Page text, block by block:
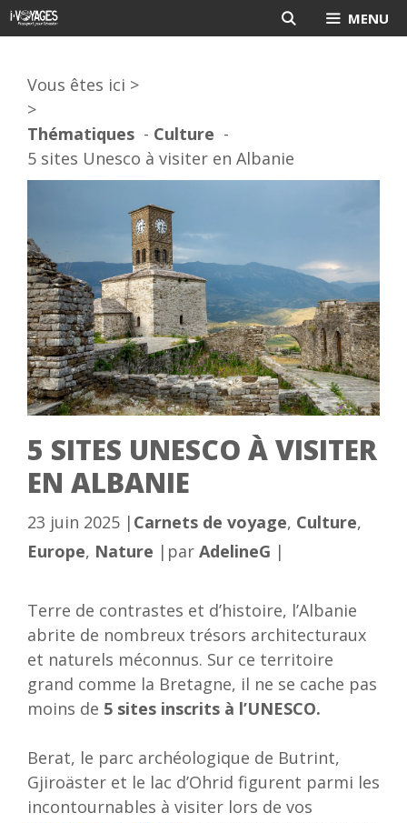
Aller
au
MENU
Vous êtes ici >
>
Thématiques
Culture
5 sites Unesco à visiter en Albanie
5 SITES UNESCO À VISITER
EN ALBANIE
23 juin 2025 | Catégories
Carnets de voyage, Culture,
Europe, Nature | par AdelineG |
Terre de contrastes et d’histoire, l’Albanie
abrite de nombreux trésors architecturaux
et naturels méconnus. Sur ce territoire
grand comme la Bretagne, il ne se cache pas
moins de 5 sites inscrits à l’UNESCO.
Berat, le parc archéologique de Butrint,
Gjiroäster et le lac d’Ohrid figurent parmi les
incontournables à visiter lors de vos